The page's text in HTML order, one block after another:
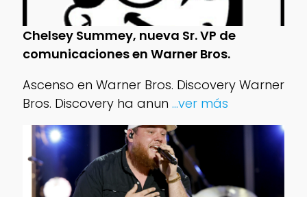
Chelsey Summey, nueva Sr. VP de
comunicaciones en Warner Bros.
Ascenso en Warner Bros. Discovery Warner
Bros. Discovery ha anun ...ver más